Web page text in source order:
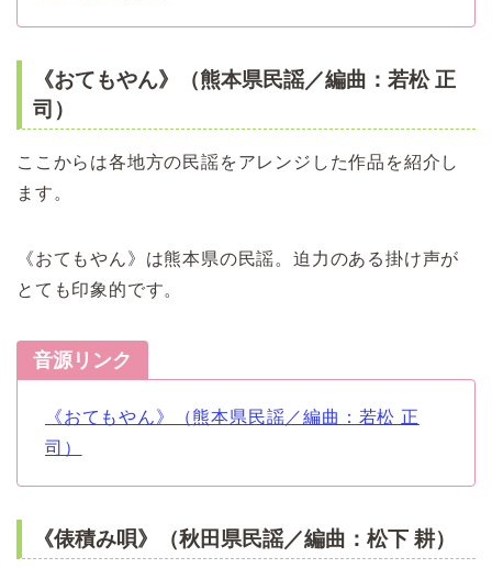
《おてもやん》（熊本県民謡／編曲：若松 正
司）
ここからは各地方の民謡をアレンジした作品を紹介し
ます。
《おてもやん》は熊本県の民謡。迫力のある掛け声が
とても印象的です。
音源リンク
《おてもやん》（熊本県民謡／編曲：若松 正
司）
《俵積み唄》（秋田県民謡／編曲：松下 耕）